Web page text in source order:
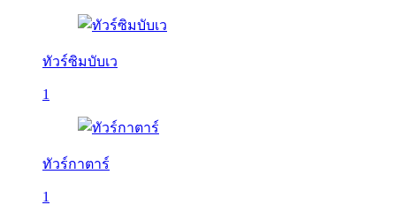
ทัวร์ซิมบับเว
1
ทัวร์กาตาร์
1